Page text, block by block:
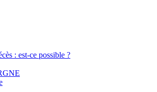
: est-ce possible ?